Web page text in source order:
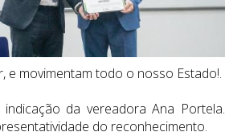
movimentam todo o nosso Estado!.
da vereadora Ana Portela.
do reconhecimento.